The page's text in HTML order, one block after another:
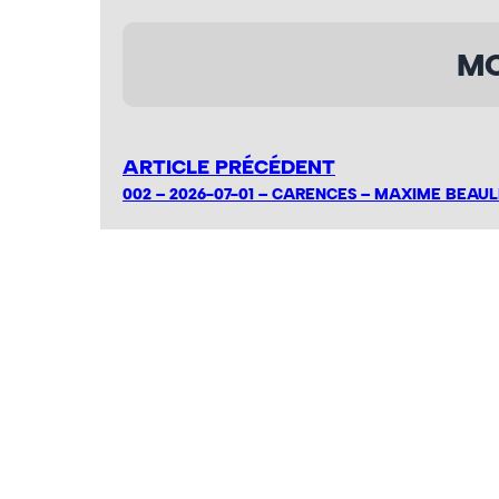
ARTICLE PRÉCÉDENT
002 – 2026-07-01 – CARENCES – MAXIME